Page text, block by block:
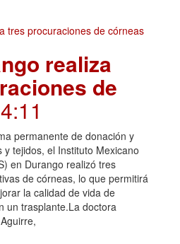
realiza
de
permanente de donación y
tejidos, el Instituto Mexicano
en Durango realizó tres
de córneas, lo que permitirá
la calidad de vida de
un trasplante.La doctora